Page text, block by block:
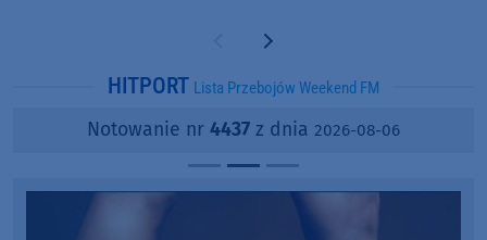
Poprzednia strona
Następna strona
HITPORT Lista Przebojów Weekend FM
Notowanie nr 4437 z dnia 2026-08-06